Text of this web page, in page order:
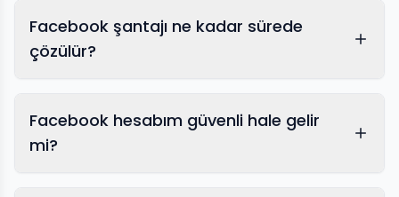
Facebook şantajı ne kadar sürede
çözülür?
Facebook hesabım güvenli hale gelir
mi?